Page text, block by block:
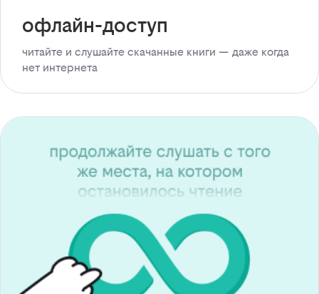
офлайн-доступ
читайте и слушайте скачанные книги — даже когда
нет интернета